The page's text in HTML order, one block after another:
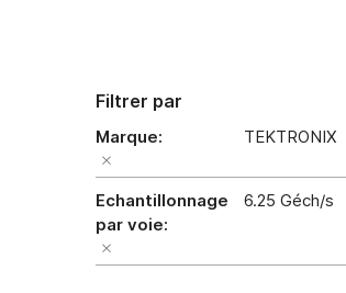
Filtrer par
Marque TEKTRONIX
Echantillonnage
par voie
6.25 Géch/s